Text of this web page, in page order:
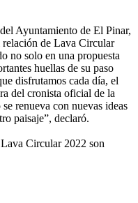
Ayuntamiento de El Pinar,
relación de Lava Circular
no solo en una propuesta
huellas de su paso
disfrutamos cada día, el
del cronista oficial de la
renueva con nuevas ideas
paisaje”, declaró.
Circular 2022 son